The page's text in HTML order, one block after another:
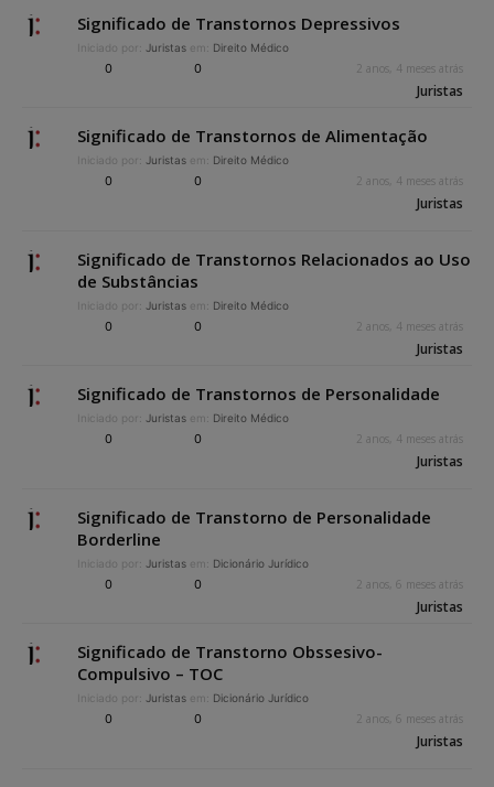
Significado de Transtornos Depressivos
Iniciado por: Juristas em: Direito Médico
0 0 2 anos, 4 meses atrás
Juristas
Significado de Transtornos de Alimentação
Iniciado por: Juristas em: Direito Médico
0 0 2 anos, 4 meses atrás
Juristas
Significado de Transtornos Relacionados ao Uso
de Substâncias
Iniciado por: Juristas em: Direito Médico
0 0 2 anos, 4 meses atrás
Juristas
Significado de Transtornos de Personalidade
Iniciado por: Juristas em: Direito Médico
0 0 2 anos, 4 meses atrás
Juristas
Significado de Transtorno de Personalidade
Borderline
Iniciado por: Juristas em: Dicionário Jurídico
0 0 2 anos, 6 meses atrás
Juristas
Significado de Transtorno Obssesivo-
Compulsivo – TOC
Iniciado por: Juristas em: Dicionário Jurídico
0 0 2 anos, 6 meses atrás
Juristas